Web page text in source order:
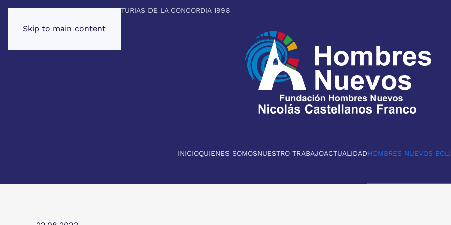
Skip to main content
PREMIO PRINCIPE DE ASTURIAS DE LA CONCORDIA 1998
INICIOQUIENES SOMOSNUESTRO TRABAJOACTUALIDADHOMBRES NUEVOS